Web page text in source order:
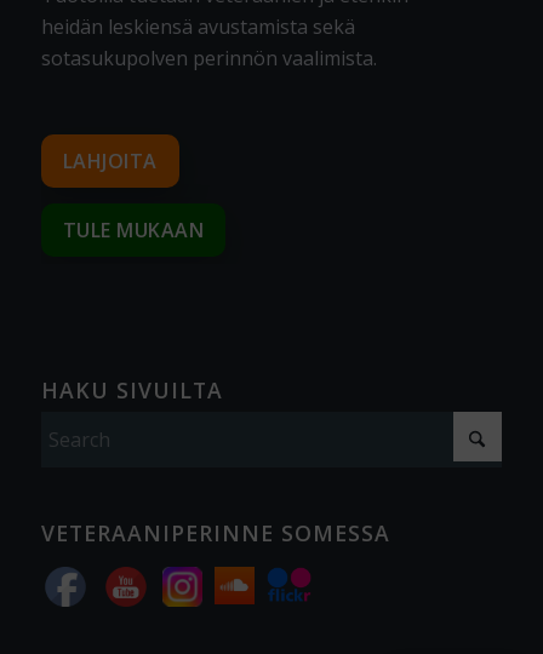
heidän leskiensä avustamista sekä
sotasukupolven perinnön vaalimista.
LAHJOITA
TULE MUKAAN
HAKU SIVUILTA
VETERAANIPERINNE SOMESSA